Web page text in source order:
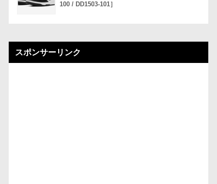
100 / DD1503-101］
スポンサーリンク